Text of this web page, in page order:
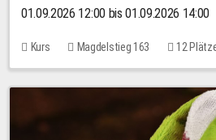
01.09.2026 12:00 bis 01.09.2026 14:00
Kurs Magdelstieg 163 12